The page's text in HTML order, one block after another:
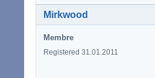
Mirkwood
Membre
Registered 31.01.2011